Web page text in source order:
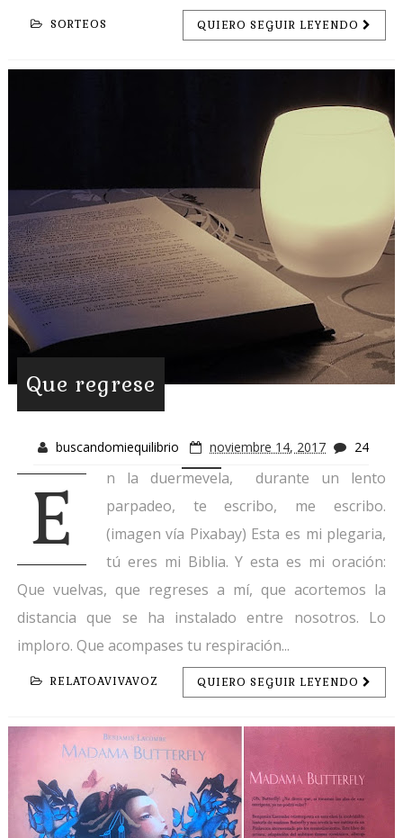
SORTEOS QUIERO SEGUIR LEYENDO
Que regrese
buscandomiequilibrio noviembre 14, 2017 24
E
n la duermevela, durante un lento
parpadeo, te escribo, me escribo.
(imagen vía Pixabay) Esta es mi plegaria,
tú eres mi Biblia. Y esta es mi oración:
Que vuelvas, que regreses a mí, que acortemos la
distancia que se ha instalado entre nosotros. Lo
imploro. Que acompases tu respiración...
RELATOAVIVAVOZ QUIERO SEGUIR LEYENDO